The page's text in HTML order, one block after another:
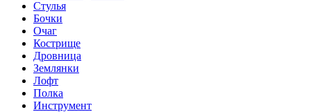
Стулья
Бочки
Очаг
Кострище
Дровница
Землянки
Лофт
Полка
Инструмент